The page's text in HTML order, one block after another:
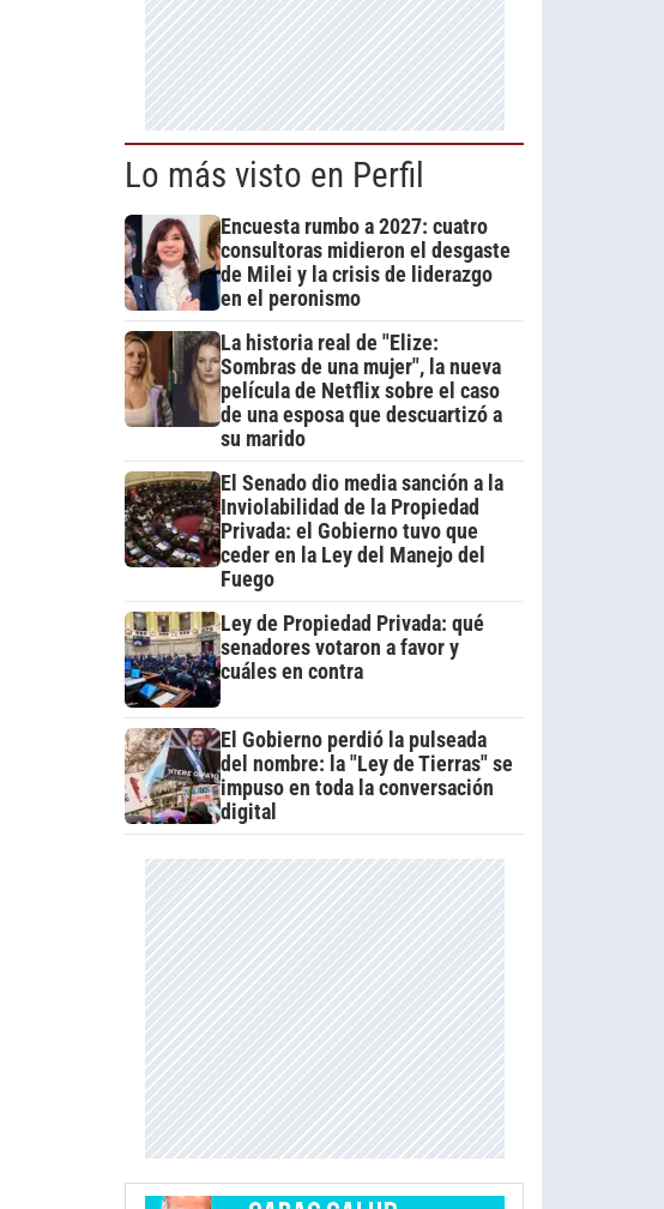
Lo más visto en Perfil
Encuesta rumbo a 2027: cuatro
consultoras midieron el desgaste
de Milei y la crisis de liderazgo
en el peronismo
La historia real de "Elize:
Sombras de una mujer", la nueva
película de Netflix sobre el caso
de una esposa que descuartizó a
su marido
El Senado dio media sanción a la
Inviolabilidad de la Propiedad
Privada: el Gobierno tuvo que
ceder en la Ley del Manejo del
Fuego
Ley de Propiedad Privada: qué
senadores votaron a favor y
cuáles en contra
El Gobierno perdió la pulseada
del nombre: la "Ley de Tierras" se
impuso en toda la conversación
digital